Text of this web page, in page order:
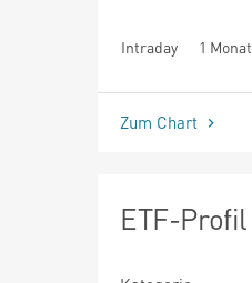
Intraday 1 Monat
seit Beginn
Zum Chart
ETF-Profil